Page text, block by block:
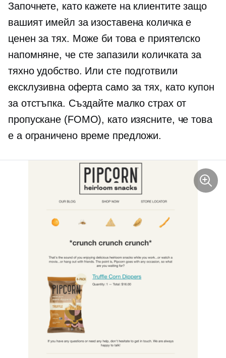
Започнете, като кажете на клиентите защо
вашият имейл за изоставена количка е
ценен за тях. Може би това е приятелско
напомняне, че сте запазили количката за
тяхно удобство. Или сте подготвили
ексклузивна оферта само за тях, като купон
за отстъпка. Създайте малко страх от
пропускане (FOMO), като изясните, че това
е a ограничено време предложи.